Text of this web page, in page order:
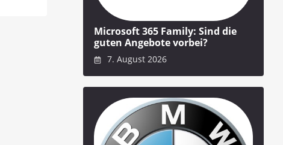
Microsoft 365 Family: Sind die
guten Angebote vorbei?
7. August 2026